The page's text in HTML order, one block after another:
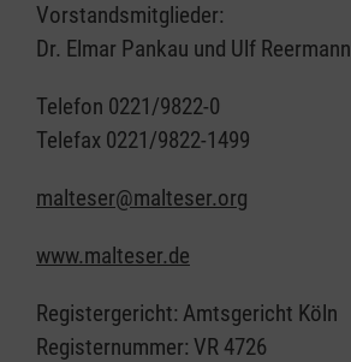
Vorstandsmitglieder:
Dr. Elmar Pankau und Ulf Reermann
Telefon 0221/9822-0
Telefax 0221/9822-1499
malteser@malteser.org
www.malteser.de
Registergericht: Amtsgericht Köln
Registernummer: VR 4726